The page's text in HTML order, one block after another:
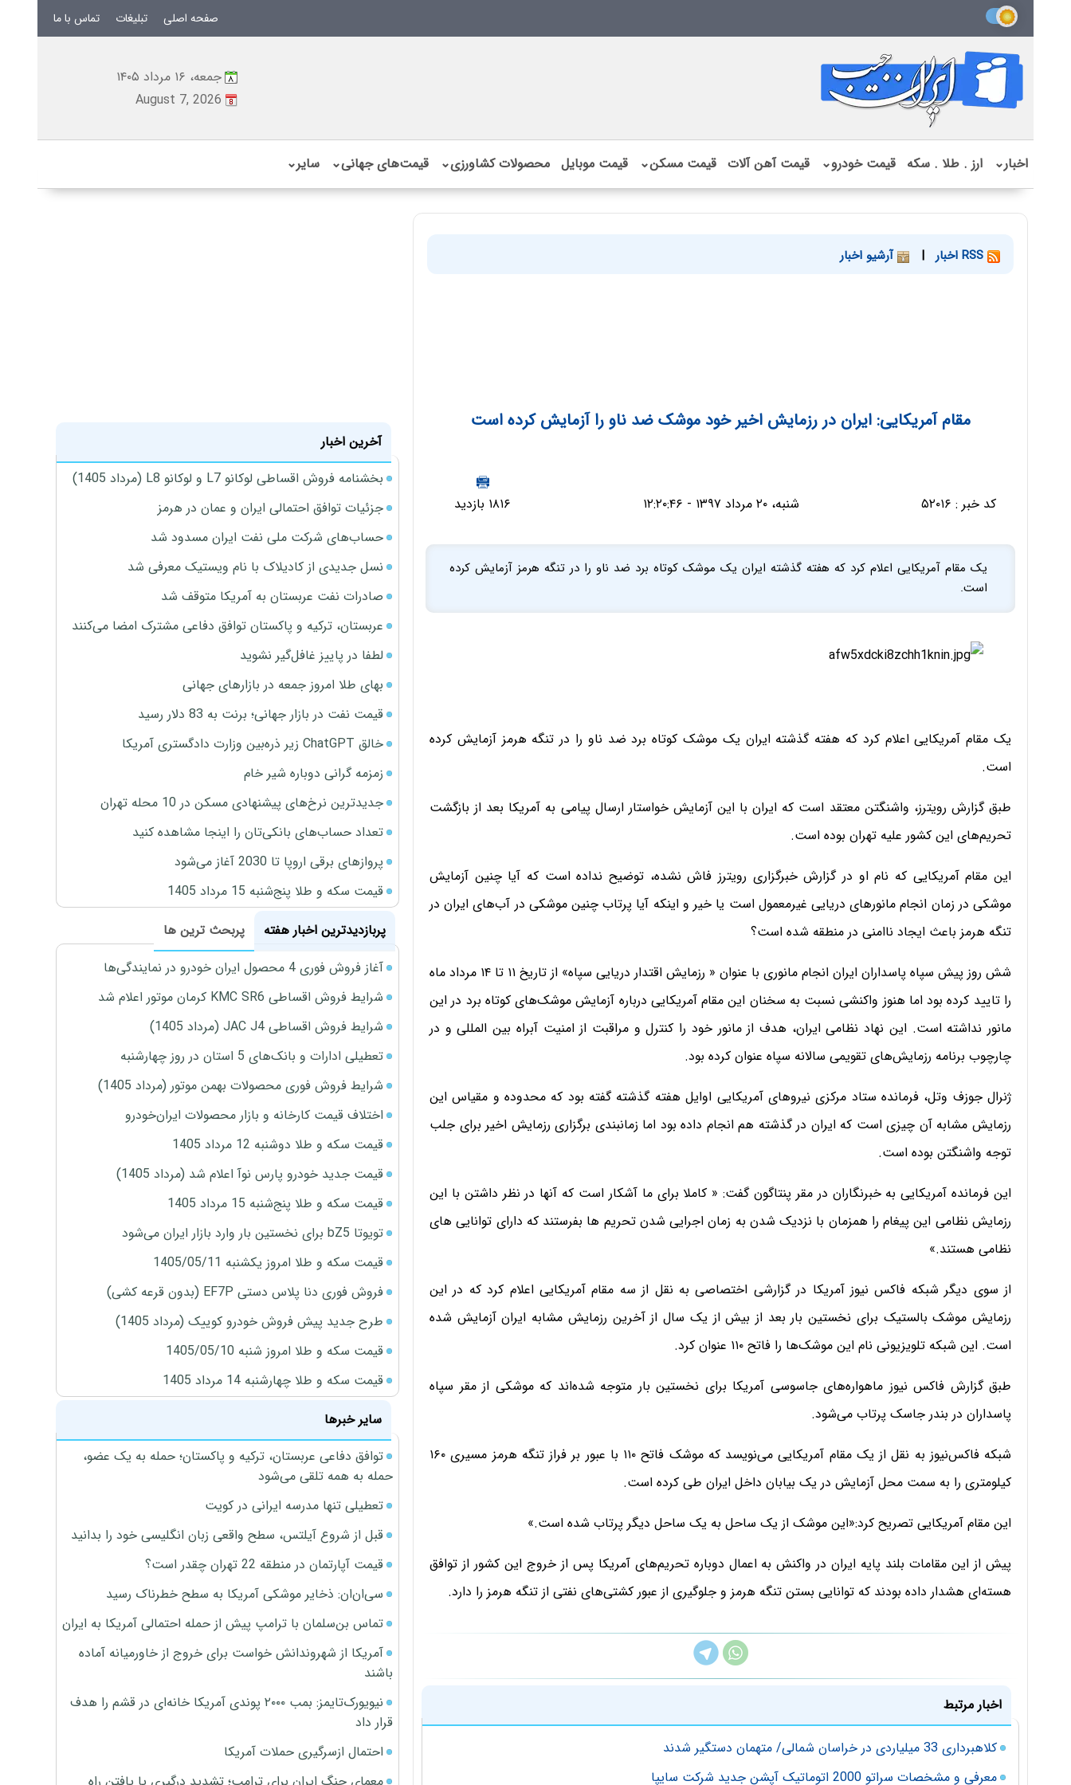
صفحه اصلی تبلیغات تماس با ما
جمعه، ۱۶ مرداد ۱۴۰۵
August 7, 2026
اخبار⌄ ارز . طلا . سکه قیمت خودرو⌄ قیمت آهن آلات قیمت مسکن⌄ قیمت موبایل محصولات کشاورزی⌄ قیمت‌های جهانی⌄ سایر⌄
| آرشیو اخبار
مقام آمریکایی: ایران در رزمایش اخیر خود موشک ضد ناو را آزمایش کرده است
کد خبر : ۵۲۰۱۶ شنبه، ۲۰ مرداد ۱۳۹۷ - ۱۲:۲۰:۴۶ ۱۸۱۶ بازدید
یک مقام آمریکایی اعلام کرد که هفته گذشته ایران یک موشک کوتاه برد ضد ناو را در تنگه هرمز آزمایش کرده
است.
یک مقام آمریکایی اعلام کرد که هفته گذشته ایران یک موشک کوتاه برد ضد ناو را در تنگه هرمز آزمایش کرده
است.
طبق گزارش رویترز، واشنگتن معتقد است که ایران با این آزمایش خواستار ارسال پیامی به آمریکا بعد از بازگشت
تحریم‌های این کشور علیه تهران بوده است.
این مقام آمریکایی که نام او در گزارش خبرگزاری رویترز فاش نشده، توضیح نداده است که آیا چنین آزمایش
موشکی در زمان انجام مانورهای دریایی غیرمعمول است یا خیر و اینکه آیا پرتاب چنین موشکی در آب‌های ایران در
تنگه هرمز باعث ایجاد ناامنی در منطقه شده است؟
شش روز پیش سپاه پاسداران ایران انجام مانوری با عنوان « رزمایش اقتدار دریایی سپاه» از تاریخ ۱۱ تا ۱۴ مرداد ماه
را تایید کرده بود اما هنوز واکنشی نسبت به سخنان این مقام آمریکایی درباره آزمایش موشک‌های کوتاه برد در این
مانور نداشته است. این نهاد نظامی ایران، هدف از مانور خود را کنترل و مراقبت از امنیت آبراه بین المللی و در
چارچوب برنامه رزمایش‌های تقویمی سالانه سپاه عنوان کرده بود.
ژنرال جوزف وتل، فرمانده ستاد مرکزی نیروهای آمریکایی اوایل هفته گذشته گفته بود که محدوده و مقیاس این
رزمایش مشابه آن‌ چیزی است که ایران در گذشته هم انجام داده بود اما زمانبندی برگزاری رزمایش اخیر برای جلب
توجه واشنگتن بوده است.
این فرمانده آمریکایی به خبرنگاران در مقر پنتاگون گفت: « کاملا برای ما آشکار است که آنها در نظر داشتن با این
رزمایش نظامی این پیغام را همزمان با نزدیک شدن به زمان اجرایی شدن تحریم ها بفرستند که دارای توانایی های
نظامی هستند.»
از سوی دیگر شبکه فاکس نیوز آمریکا در گزارشی اختصاصی به نقل از سه مقام آمریکایی اعلام کرد که در این
رزمایش موشک بالستیک برای نخستین بار بعد از بیش از یک سال از آخرین رزمایش مشابه ایران آزمایش شده
است. این شبکه تلویزیونی نام این موشک‌ها را فاتح ۱۱۰ عنوان کرد.
طبق گزارش فاکس نیوز ماهواره‌های جاسوسی آمریکا برای نخستین بار متوجه شده‌اند که موشکی از مقر سپاه
پاسداران در بندر جاسک پرتاب می‌شود.
شبکه فاکس‌نیوز به نقل از یک مقام آمریکایی می‌نویسد که موشک فاتح ۱۱۰ با عبور بر فراز تنگه هرمز مسیری ۱۶۰
کیلومتری را به سمت محل آزمایش در یک بیابان داخل ایران طی کرده است.
این مقام آمریکایی تصریح کرد:«این موشک از یک ساحل به یک ساحل دیگر پرتاب شده است.»
پیش از این مقامات بلند پایه ایران در واکنش به اعمال دوباره تحریم‌های آمریکا پس از خروج این کشور از توافق
هسته‌ای هشدار داده بودند که توانایی بستن تنگه هرمز و جلوگیری از عبور کشتی‌های نفتی از تنگه هرمز را دارد.
اخبار مرتبط
کلاهبرداری 33 میلیاردی در خراسان شمالی/ متهمان دستگیر شدند
معرفی و مشخصات سراتو 2000 اتوماتیک آپشن جدید شرکت سایپا
آخرین اخبار
بخشنامه فروش اقساطی لوکانو L7 و لوکانو L8 (مرداد 1405)
جزئیات توافق احتمالی ایران و عمان در هرمز
حساب‌های شرکت ملی نفت ایران مسدود شد
نسل جدیدی از کادیلاک با نام ویستیک معرفی شد
صادرات نفت عربستان به آمریکا متوقف شد
عربستان، ترکیه و پاکستان توافق دفاعی مشترک امضا می‌کنند
لطفا در پاییز غافل‌گیر نشوید
بهای طلا امروز جمعه در بازارهای جهانی
قیمت نفت در بازار جهانی؛ برنت به 83 دلار رسید
خالق ChatGPT زیر ذره‌بین وزارت دادگستری آمریکا
زمزمه گرانی دوباره شیر خام
جدیدترین نرخ‌های پیشنهادی مسکن در 10 محله تهران
تعداد حساب‌های بانکی‌تان را اینجا مشاهده کنید
پروازهای برقی اروپا تا 2030 آغاز می‌شود
قیمت سکه و طلا پنج‌شنبه 15 مرداد 1405
پربازدیدترین اخبار هفته
پربحث ترین ها
آغاز فروش فوری 4 محصول ایران خودرو در نمایندگی‌ها
شرایط فروش اقساطی KMC SR6 کرمان موتور اعلام شد
شرایط فروش اقساطی JAC J4 (مرداد 1405)
تعطیلی ادارات و بانک‌های 5 استان در روز چهارشنبه
شرایط فروش فوری محصولات بهمن موتور (مرداد 1405)
اختلاف قیمت کارخانه و بازار محصولات ایران‌خودرو
قیمت سکه و طلا دوشنبه 12 مرداد 1405
قیمت جدید خودرو پارس نوآ اعلام شد (مرداد 1405)
قیمت سکه و طلا پنج‌شنبه 15 مرداد 1405
تویوتا bZ5 برای نخستین بار وارد بازار ایران می‌شود
قیمت سکه و طلا امروز یکشنبه 1405/05/11
فروش فوری دنا پلاس دستی EF7P (بدون قرعه کشی)
طرح جدید پیش فروش خودرو کوییک (مرداد 1405)
قیمت سکه و طلا امروز شنبه 1405/05/10
قیمت سکه و طلا چهارشنبه 14 مرداد 1405
سایر خبرها
توافق دفاعی عربستان، ترکیه و پاکستان؛ حمله به یک عضو،
حمله به همه تلقی می‌شود
تعطیلی تنها مدرسه ایرانی در کویت
قبل از شروع آیلتس، سطح واقعی زبان انگلیسی خود را بدانید
قیمت آپارتمان در منطقه 22 تهران چقدر است؟
سی‌ان‌ان: ذخایر موشکی آمریکا به سطح خطرناک رسید
تماس بن‌سلمان با ترامپ پیش از حمله احتمالی آمریکا به ایران
آمریکا از شهروندانش خواست برای خروج از خاورمیانه آماده
باشند
نیویورک‌تایمز: بمب ۲۰۰۰ پوندی آمریکا خانه‌ای در قشم را هدف
قرار داد
احتمال ازسرگیری حملات آمریکا